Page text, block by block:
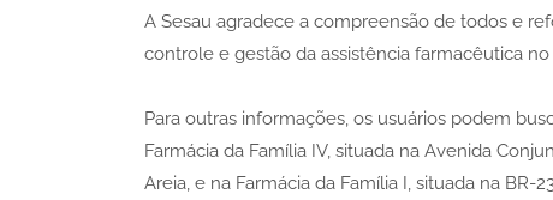
A Sesau agradece a compreensão de todos e
controle e gestão da assistência farmacêutica
Para outras informações, os usuários podem
Farmácia da Família IV, situada na Avenida
Areia, e na Farmácia da Família I, situada na BR-